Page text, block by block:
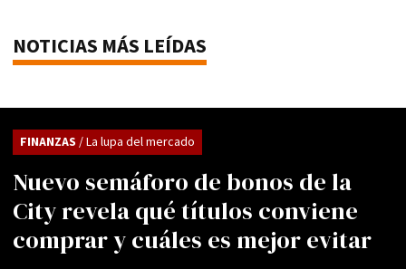
NOTICIAS MÁS LEÍDAS
Nuevo semáforo de bonos de la
City revela qué títulos conviene
comprar y cuáles es mejor evitar
FINANZAS / La lupa del mercado